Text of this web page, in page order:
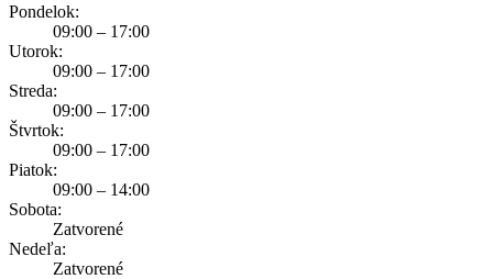
Pondelok:
09:00 – 17:00
Utorok:
09:00 – 17:00
Streda:
09:00 – 17:00
Štvrtok:
09:00 – 17:00
Piatok:
09:00 – 14:00
Sobota:
Zatvorené
Nedeľa:
Zatvorené